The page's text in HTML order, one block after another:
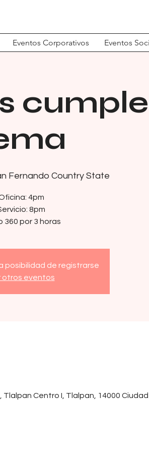
Eventos Corporativos Eventos
Fernando Country State
4pm
8pm
360 por 3 horas
posibilidad de registrarse
otros eventos
Centro I, Tlalpan, 14000 Ciudad